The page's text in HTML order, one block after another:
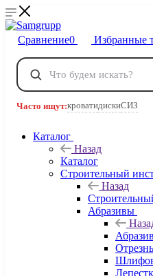
Сравнение0 Избранные
Телефоны
8 800 222-40-09
Часто ищут:кроватидискиСИЗ
Каталог
Назад
Каталог
Строительный
Назад
Абразивы